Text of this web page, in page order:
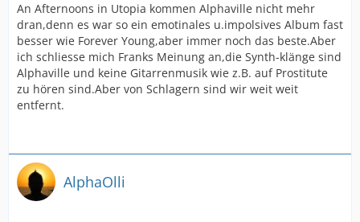
An Afternoons in Utopia kommen Alphaville nicht mehr
dran,denn es war so ein emotinales u.impolsives Album fast
besser wie Forever Young,aber immer noch das beste.Aber
ich schliesse mich Franks Meinung an,die Synth-klänge sind
Alphaville und keine Gitarrenmusik wie z.B. auf Prostitute
zu hören sind.Aber von Schlagern sind wir weit weit
entfernt.
AlphaOlli